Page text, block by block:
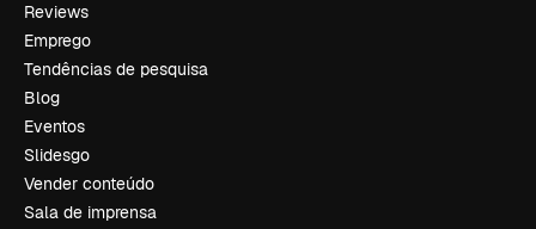
Reviews
Emprego
Tendências de pesquisa
Blog
Eventos
Slidesgo
Vender conteúdo
Sala de imprensa